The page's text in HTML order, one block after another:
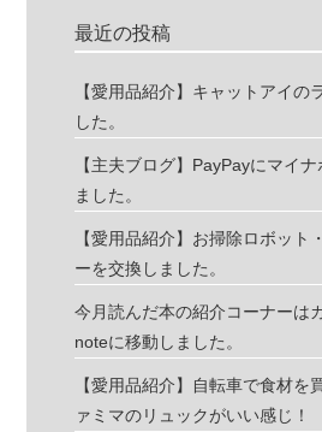
最近の投稿
【愛用品紹介】キャットアイの
した。
【主夫ブログ】PayPayにマイ
ました。
【愛用品紹介】お掃除ロボット
ーを交換しました。
今月読んだ本の紹介コーナーは
noteに移動しました。
【愛用品紹介】自転車で食材を
ァミマのリュックがいい感じ！